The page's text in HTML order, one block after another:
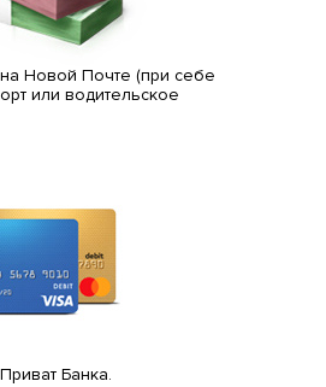
Новой Почте (при себе
или водительское
Банка.